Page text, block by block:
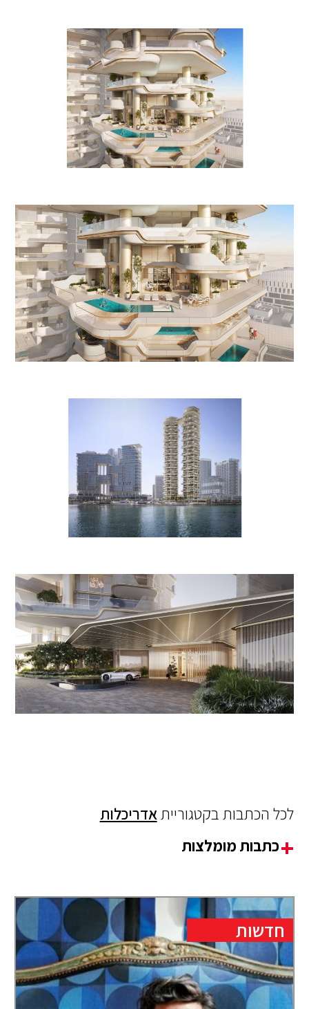
לכל הכתבות בקטגורייתאדריכלות
כתבות מומלצות
חדשות